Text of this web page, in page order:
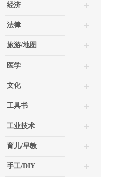
经济
法律
旅游/地图
医学
文化
工具书
工业技术
育儿/早教
手工/DIY